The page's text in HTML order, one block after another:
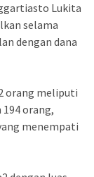
Lukita
selama
dengan dana
orang meliputi
orang,
menempati